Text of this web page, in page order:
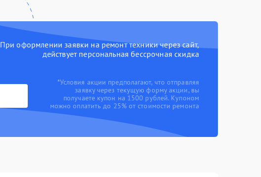
При оформлении заявки на ремонт техники через сайт,
действует персональная бессрочная скидка
*Условия акции предполагают, что отправляя
заявку через текущую форму акции, вы
получаете купон на 1500 рублей. Купоном
можно оплатить до 25% от стоимости ремонта